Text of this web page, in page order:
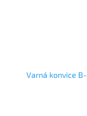
Varná konvice